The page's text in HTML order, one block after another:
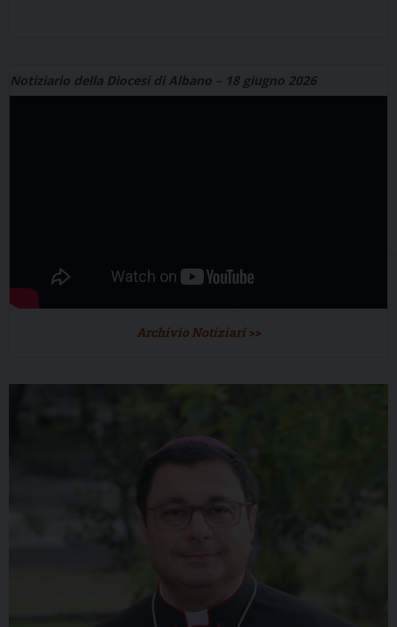
Notiziario della Diocesi di Albano – 18 giugno 2026
Archivio Notiziari >>